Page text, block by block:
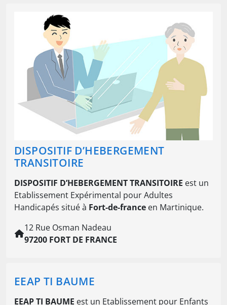
DISPOSITIF D’HEBERGEMENT
TRANSITOIRE
DISPOSITIF D’HEBERGEMENT TRANSITOIRE est un
Etablissement Expérimental pour Adultes
Handicapés situé à Fort-de-france en Martinique.
12 Rue Osman Nadeau
97200 FORT DE FRANCE
EEAP TI BAUME
EEAP TI BAUME est un Etablissement pour Enfants